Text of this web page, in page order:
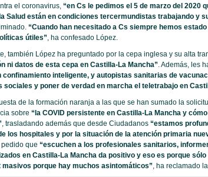
el coronavirus, “en Cs le pedimos el 5 de marzo del 2020
Salud están en condiciones tercermundistas trabajando y
“Cuando han necesitado a Cs siempre hemos
útiles”, ha confesado López.
también López ha preguntado por la cepa inglesa y su alta
ni datos de esta cepa en Castilla-La Mancha”. Además, les
confinamiento inteligente, y autopistas sanitarias de
sociales y poner de verdad en marcha el teletrabajo en
de la formación naranja a las que se han sumado la
sobre “la COVID persistente en Castilla-La Mancha y
, trasladando además que desde Ciudadanos “estamos
los hospitales y por la situación de la atención primaria
que “escuchen a los profesionales sanitarios,
en Castilla-La Mancha da positivo y eso es porque
masivos porque hay muchos asintomáticos”, ha reclamado